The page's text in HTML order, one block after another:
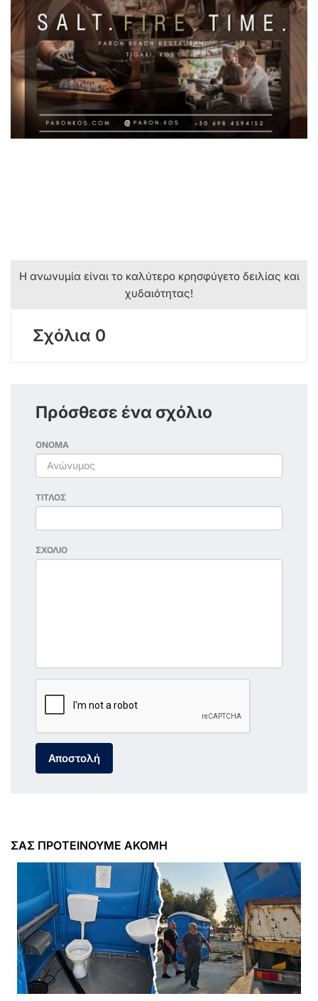
Η ανωνυμία είναι το καλύτερο κρησφύγετο δειλίας και
χυδαιότητας!
Σχόλια 0
Πρόσθεσε ένα σχόλιο
ΟΝΟΜΑ
ΤΙΤΛΟΣ
ΣΧΟΛΙΟ
Αποστολή
ΣΑΣ ΠΡΟΤΕΙΝΟΥΜΕ ΑΚΟΜΗ